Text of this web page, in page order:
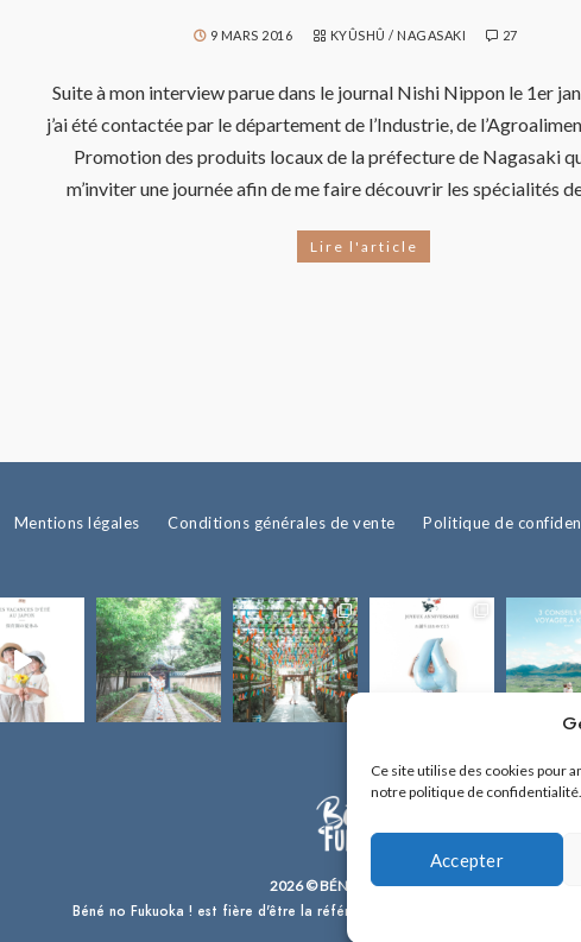
Ce site utilise des cookies pour
notre politique de confidentialité.
Accepter
9 MARS 2016 KYÛSHÛ / NAGASAKI 27
Suite à mon interview parue dans le journal Nishi Nippon le 1er
j’ai été contactée par le département de l’Industrie, de
Promotion des produits locaux de la préfecture de Nagasaki
m’inviter une journée afin de me faire découvrir les spécialités
Lire l'article
Mentions légales Conditions générales de vente Politique de
2026 © BÉNÉ NO FUKUOKA !
Béné no Fukuoka ! est fière d'être la référence en français sur Fukuoka et l'île